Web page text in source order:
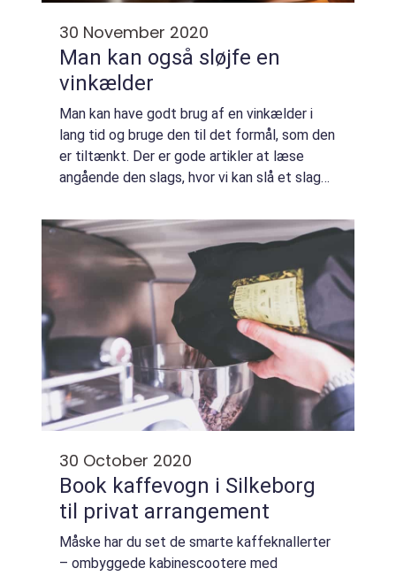
30 November 2020
Man kan også sløjfe en
vinkælder
Man kan have godt brug af en vinkælder i
lang tid og bruge den til det formål, som den
er tiltænkt. Der er gode artikler at læse
angående den slags, hvor vi kan slå et slag
bedste-opbevaringsloesning-til-din-vi...
30 October 2020
Book kaffevogn i Silkeborg
til privat arrangement
Måske har du set de smarte kaffeknallerter
– ombyggede kabinescootere med